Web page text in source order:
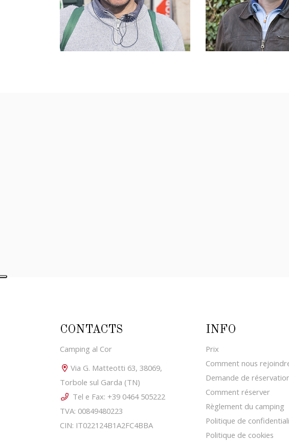
CONTACTS
Camping al Cor
Via G. Matteotti 63, 38069,
Torbole sul Garda (TN)
Tel e Fax: +39 0464 505222
TVA: 00849480223
CIN: IT022124B1A2FC4BBA
INFO
Prix
Comment nous
Demande de
Comment réserver
Règlement du camping
Politique de
Politique de cookies